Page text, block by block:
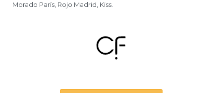
Morado París, Rojo Madrid, Kiss.